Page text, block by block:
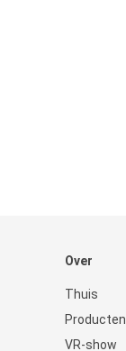
Over
Thuis
Producten
VR-show